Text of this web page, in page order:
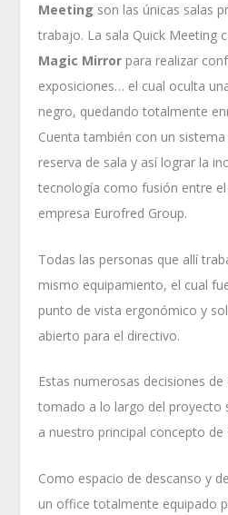
Meeting son las únicas salas
trabajo. La sala Quick Meeting
Magic Mirror para realizar
exposiciones… el cual oculta
negro, quedando totalmente
Cuenta también con un
reserva de sala y así lograr la
tecnología como fusión entre
empresa Eurofred Group.
Todas las personas que allí
mismo equipamiento, el cual
punto de vista ergonómico y
abierto para el directivo.
Estas numerosas decisiones
tomado a lo largo del proyecto
a nuestro principal concepto de
Como espacio de descanso y
un office totalmente equipado